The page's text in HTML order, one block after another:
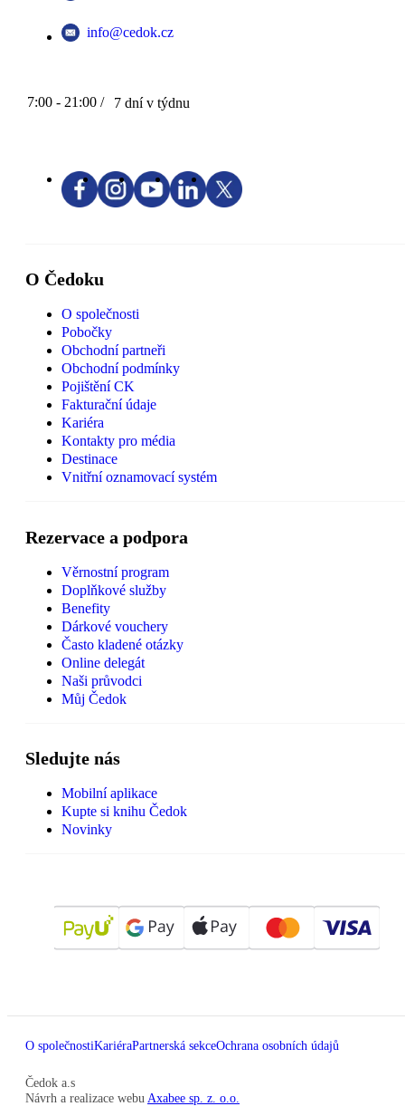
info@cedok.cz
7:00 - 21:00 / 7 dní v týdnu
O Čedoku
O společnosti
Pobočky
Obchodní partneři
Obchodní podmínky
Pojištění CK
Fakturační údaje
Kariéra
Kontakty pro média
Destinace
Vnitřní oznamovací systém
Rezervace a podpora
Věrnostní program
Doplňkové služby
Benefity
Dárkové vouchery
Často kladené otázky
Online delegát
Naši průvodci
Můj Čedok
Sledujte nás
Mobilní aplikace
Kupte si knihu Čedok
Novinky
O společnostiKariéraPartnerská sekceOchrana osobních údajů
Čedok a.s
Návrh a realizace webu Axabee sp. z. o.o.